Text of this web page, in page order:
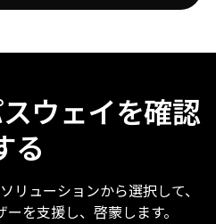
ウェイを確認
る
リューションから選択して、
を支援し、啓蒙します。